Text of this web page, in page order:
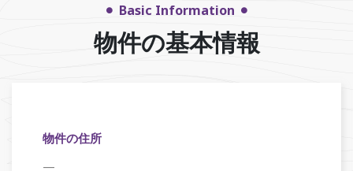
Basic Information
物件の基本情報
物件の住所
—